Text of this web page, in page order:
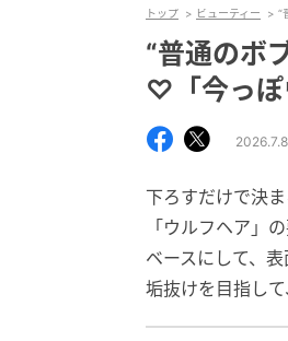
トップ ビューティー “
“普通のボ
♡「今っぽ
2026.7.8
下ろすだけで決
「ウルフヘア」
ベースにして、
垢抜けを目指し